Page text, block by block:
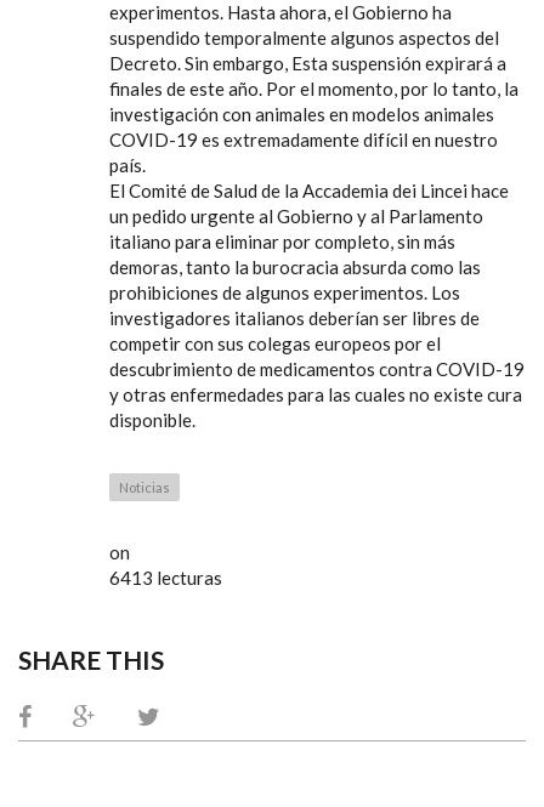
experimentos. Hasta ahora, el Gobierno ha
suspendido temporalmente algunos aspectos del
Decreto. Sin embargo, Esta suspensión expirará a
finales de este año. Por el momento, por lo tanto, la
investigación con animales en modelos animales
COVID-19 es extremadamente difícil en nuestro
país.
El Comité de Salud de la Accademia dei Lincei hace
un pedido urgente al Gobierno y al Parlamento
italiano para eliminar por completo, sin más
demoras, tanto la burocracia absurda como las
prohibiciones de algunos experimentos. Los
investigadores italianos deberían ser libres de
competir con sus colegas europeos por el
descubrimiento de medicamentos contra COVID-19
y otras enfermedades para las cuales no existe cura
disponible.
Noticias
on
6413 lecturas
SHARE THIS